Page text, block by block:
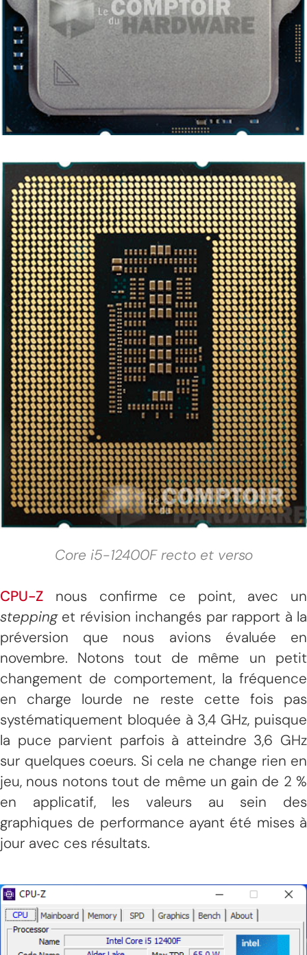
Core i5-12400F recto et verso
CPU-Z nous confirme ce point, avec un
steppinget révision inchangés par rapport à la
préversion que nous avions évaluée en
novembre. Notons tout de même un petit
changement de comportement, la fréquence
en charge lourde ne reste cette fois pas
systématiquement bloquée à 3,4 GHz, puisque
la puce parvient parfois à atteindre 3,6 GHz
sur quelques coeurs. Si cela ne change rien en
jeu, nous notons tout de même un gain de 2 %
en applicatif, les valeurs au sein des
graphiques de performance ayant été mises à
jour avec ces résultats.